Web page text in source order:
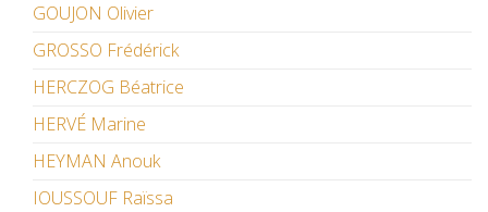
GOUJON Olivier
GROSSO Frédérick
HERCZOG Béatrice
HERVÉ Marine
HEYMAN Anouk
IOUSSOUF Raïssa